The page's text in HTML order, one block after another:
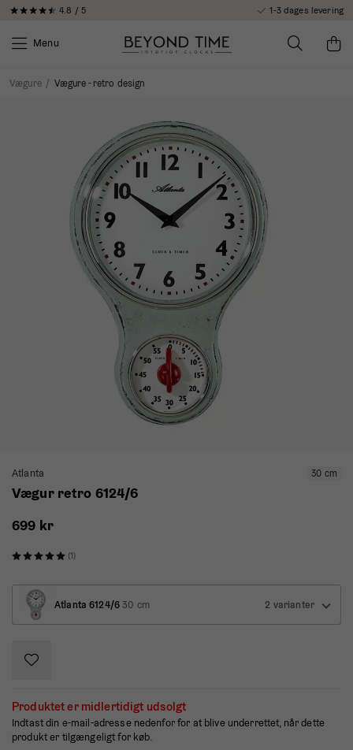
4.8 / 5 1-3 dages levering
Menu
Vægure / Vægure - retro design
30 cm
Atlanta
Vægur retro 6124/6
699 kr
(1)
Atlanta 6124/6 30 cm 2 varianter
Produktet er midlertidigt udsolgt
Indtast din e-mail-adresse nedenfor for at blive underrettet, når dette
produkt er tilgængeligt for køb.